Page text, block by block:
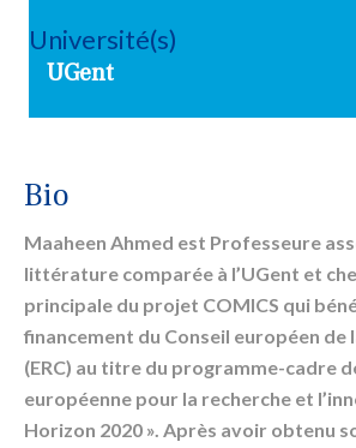
Bio
Maaheen Ahmed est Professeure
littérature comparée à l’UGent et
principale du projet COMICS qui
financement du Conseil européen de
(ERC) au titre du programme-cadre
européenne pour la recherche et
Horizon 2020 ». Après avoir obtenu
Université(s)
UGent